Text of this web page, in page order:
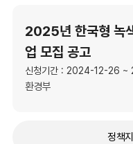
2025년 한국형 녹
업 모집 공고
신청기간 : 2024-12-26
환경부
정책